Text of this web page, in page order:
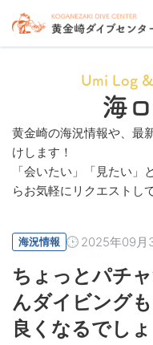
Umi Log
海
黄金崎の海況情報や、最
けします！
「会いたい」「見たい
らお気軽にリクエストし
海況情報 2025年09月
ちょっとパチ
んダイビング
良くなるでし